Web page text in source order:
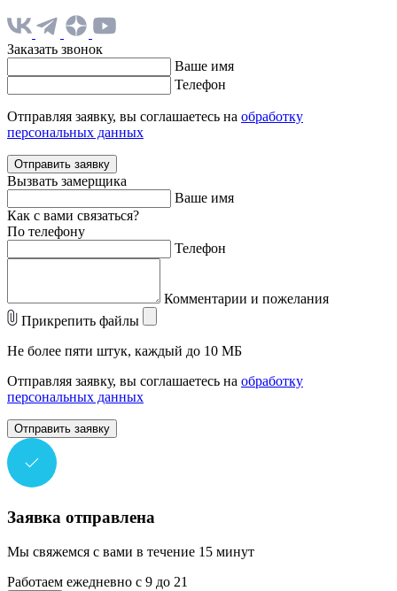
Заказать звонок
Ваше имя
Телефон
Отправляя заявку, вы соглашаетесь на обработку
персональных данных
Отправить заявку
Вызвать замерщика
Ваше имя
Как с вами связаться?
По телефону
Телефон
Комментарии и пожелания
Прикрепить файлы
Не более пяти штук, каждый до 10 МБ
Отправляя заявку, вы соглашаетесь на обработку
персональных данных
Отправить заявку
Заявка отправлена
Мы свяжемся с вами в течение 15 минут
Работаем ежедневно с 9 до 21